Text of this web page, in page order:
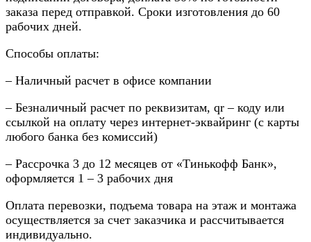
заказа перед отправкой. Сроки изготовления до 60
рабочих дней.
Способы оплаты:
– Наличный расчет в офисе компании
– Безналичный расчет по реквизитам, qr – коду или
ссылкой на оплату через интернет-эквайринг (с карты
любого банка без комиссий)
– Рассрочка 3 до 12 месяцев от «Тинькофф Банк»,
оформляется 1 – 3 рабочих дня
Оплата перевозки, подъема товара на этаж и монтажа
осуществляется за счет заказчика и рассчитывается
индивидуально.